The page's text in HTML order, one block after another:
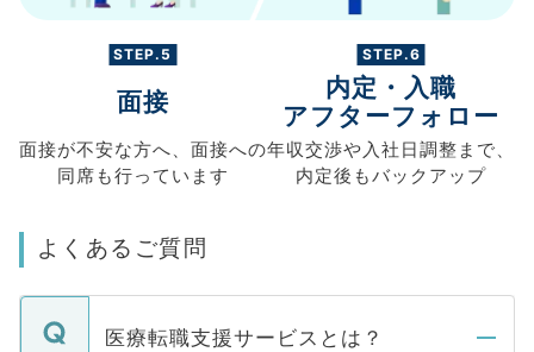
STEP.5
面接
面接が不安な方へ、 面接への
同席も行っています
STEP.6
内定・入職
アフターフォロー
年収交渉や入社日調整まで、
内定後もバックアップ
よくあるご質問
医療転職支援サービスとは？